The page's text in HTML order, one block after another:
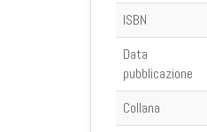
ISBN
Data
pubblicazione
Collana